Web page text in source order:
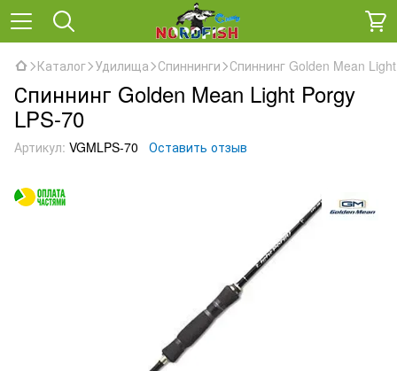
Каталог Удилища Спиннинги Спиннинг Golden Mean
Спиннинг Golden Mean Light Porgy
LPS-70
Артикул: VGMLPS-70 Оставить отзыв